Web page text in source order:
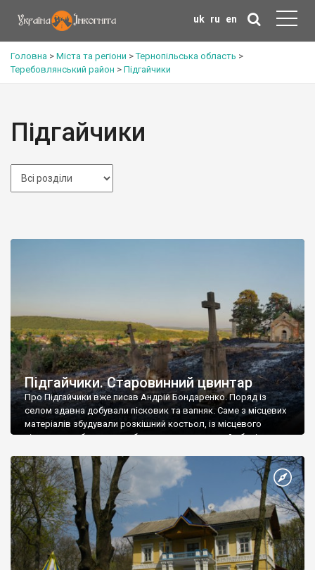
uk ru en
Головна > Міста та регіони >Тернопільська область >
Теребовлянський район > Підгайчики
Підгайчики
Підгайчики. Старовинний цвинтар
Про Підгайчики вже писав Андрій Бондаренко. Поряд із
селом здавна добували пісковик та вапняк. Саме з місцевих
матеріалів збудували розкішний костьол, із місцевого
пісковику робили надгробки для цвинтаря, який зберігся у